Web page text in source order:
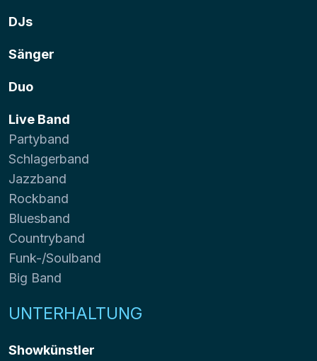
DJs
Sänger
Duo
Live Band
Partyband
Schlagerband
Jazzband
Rockband
Bluesband
Countryband
Funk-/Soulband
Big Band
UNTERHALTUNG
Showkünstler